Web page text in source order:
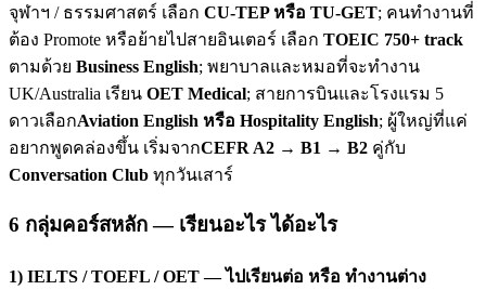
จุฬาฯ / ธรรมศาสตร์ เลือก CU-TEP หรือ TU-GET; คนทำงานที่
ต้อง Promote หรือย้ายไปสายอินเตอร์ เลือก TOEIC 750+ track
ตามด้วย Business English; พยาบาลและหมอที่จะทำงาน
UK/Australia เรียน OET Medical; สายการบินและโรงแรม 5
ดาวเลือกAviation English หรือ Hospitality English; ผู้ใหญ่ที่แค่
อยากพูดคล่องขึ้น เริ่มจากCEFR A2 → B1 → B2 คู่กับ
Conversation Club ทุกวันเสาร์
6 กลุ่มคอร์สหลัก — เรียนอะไร ได้อะไร
1) IELTS / TOEFL / OET — ไปเรียนต่อ หรือ ทำงานต่าง